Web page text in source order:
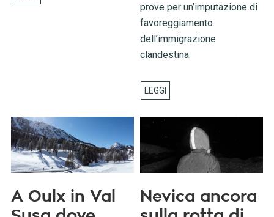
prove per un’imputazione di
favoreggiamento
dell’immigrazione
clandestina.
A Oulx in Val
Nevica ancora